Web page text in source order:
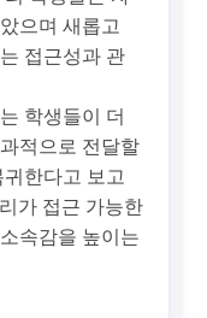
으며 새롭고
접근성과 관
학생들이 더
적으로 전달할
한다고 보고
가 접근 가능한
속감을 높이는